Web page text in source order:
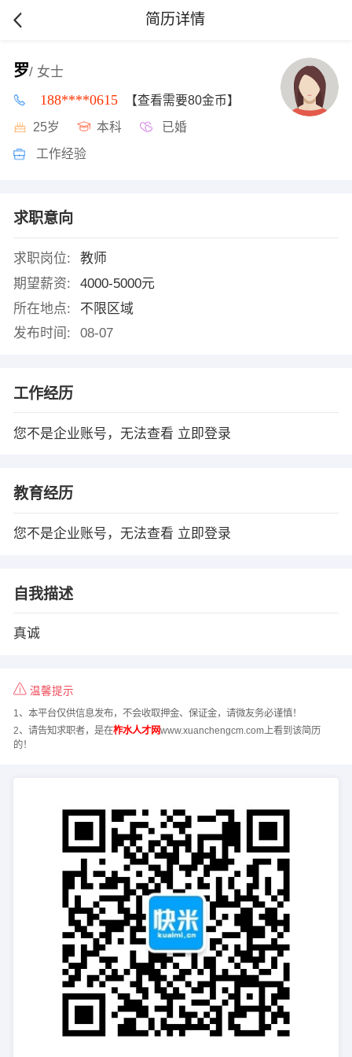
简历详情
罗/ 女士
188****0615 【查看需要80金币】
25岁 本科 已婚
工作经验
求职意向
求职岗位:
教师
期望薪资:
4000-5000元
所在地点:
不限区域
发布时间:
08-07
工作经历
您不是企业账号，无法查看 立即登录
教育经历
您不是企业账号，无法查看 立即登录
自我描述
真诚
温馨提示
1、本平台仅供信息发布，不会收取押金、保证金，请微友务必谨慎！
2、请告知求职者，是在柞水人才网www.xuanchengcm.com上看到该简历
的！